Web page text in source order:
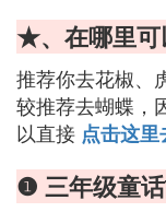
★、在哪里可
推荐你去花椒、
较推荐去蝴蝶，
以直接 点击这
❶ 三年级童话